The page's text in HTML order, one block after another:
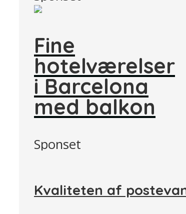
Fine
hotelværelser
i Barcelona
med balkon
Sponset
Kvaliteten af